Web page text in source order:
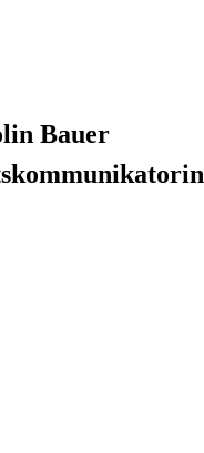
Bauer